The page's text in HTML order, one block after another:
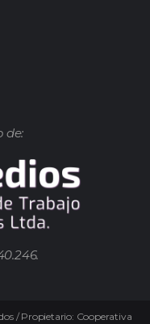
de:
/ Propietario: Cooperativa